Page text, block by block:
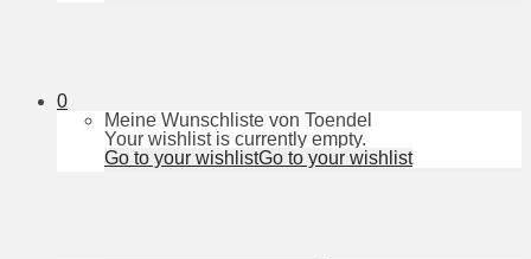
0
Meine Wunschliste von Toendel
Your wishlist is currently empty.
Go to your wishlistGo to your wishlist